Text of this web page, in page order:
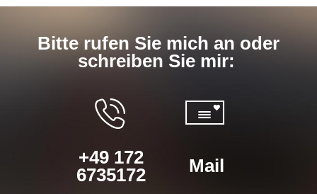
Bitte rufen Sie mich an oder
schreiben Sie mir:
+49 172
6735172
Mail